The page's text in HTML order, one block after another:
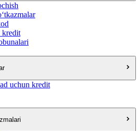
kredit
uchun kredit